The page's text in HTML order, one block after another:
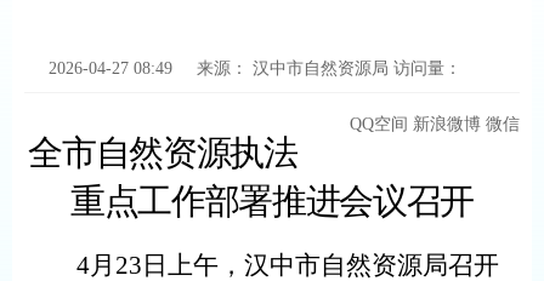
2026-04-27 08:49 来源： 汉中市自然资源局 访问量：
QQ空间 新浪微博 微信
全市自然资源执法
重点工作部署推进会议召开
4月23日上午，汉中市自然资源局召开